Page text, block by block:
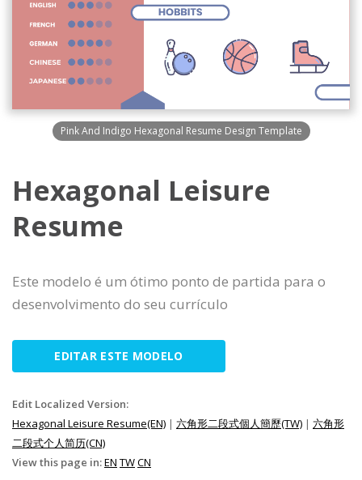
Pink And Indigo Hexagonal Resume Design Template
Hexagonal Leisure
Resume
Este modelo é um ótimo ponto de partida para o
desenvolvimento do seu currículo
EDITAR ESTE MODELO
Edit Localized Version:
Hexagonal Leisure Resume(EN) | 六角形二段式個人簡歷(TW) | 六角形
二段式个人简历(CN)
View this page in:EN TWCN